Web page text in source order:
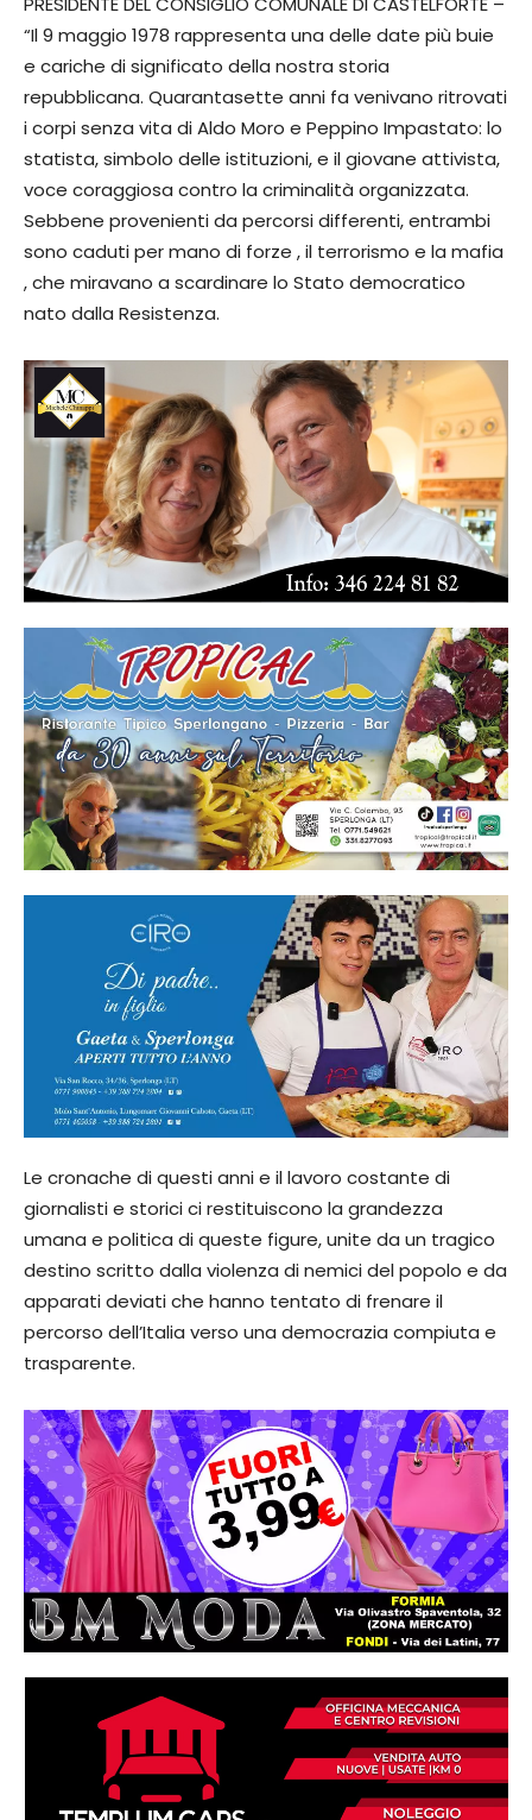
“Il 9 maggio 1978 rappresenta una delle date più buie
e cariche di significato della nostra storia
repubblicana. Quarantasette anni fa venivano ritrovati
i corpi senza vita di Aldo Moro e Peppino Impastato: lo
statista, simbolo delle istituzioni, e il giovane attivista,
voce coraggiosa contro la criminalità organizzata.
Sebbene provenienti da percorsi differenti, entrambi
sono caduti per mano di forze , il terrorismo e la mafia
, che miravano a scardinare lo Stato democratico
nato dalla Resistenza.
​Le cronache di questi anni e il lavoro costante di
giornalisti e storici ci restituiscono la grandezza
umana e politica di queste figure, unite da un tragico
destino scritto dalla violenza di nemici del popolo e da
apparati deviati che hanno tentato di frenare il
percorso dell’Italia verso una democrazia compiuta e
trasparente.